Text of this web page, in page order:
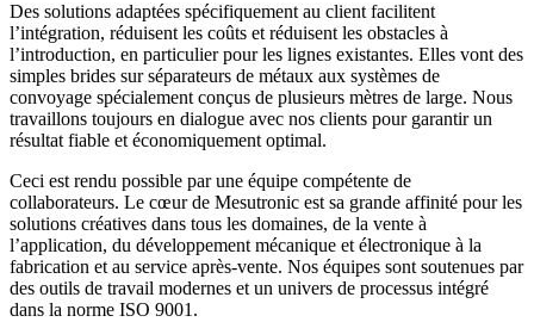
Des solutions adaptées spécifiquement au client facilitent
l’intégration, réduisent les coûts et réduisent les obstacles à
l’introduction, en particulier pour les lignes existantes. Elles vont des
simples brides sur séparateurs de métaux aux systèmes de
convoyage spécialement conçus de plusieurs mètres de large. Nous
travaillons toujours en dialogue avec nos clients pour garantir un
résultat fiable et économiquement optimal.
Ceci est rendu possible par une équipe compétente de
collaborateurs. Le cœur de Mesutronic est sa grande affinité pour les
solutions créatives dans tous les domaines, de la vente à
l’application, du développement mécanique et électronique à la
fabrication et au service après-vente. Nos équipes sont soutenues par
des outils de travail modernes et un univers de processus intégré
dans la norme ISO 9001.